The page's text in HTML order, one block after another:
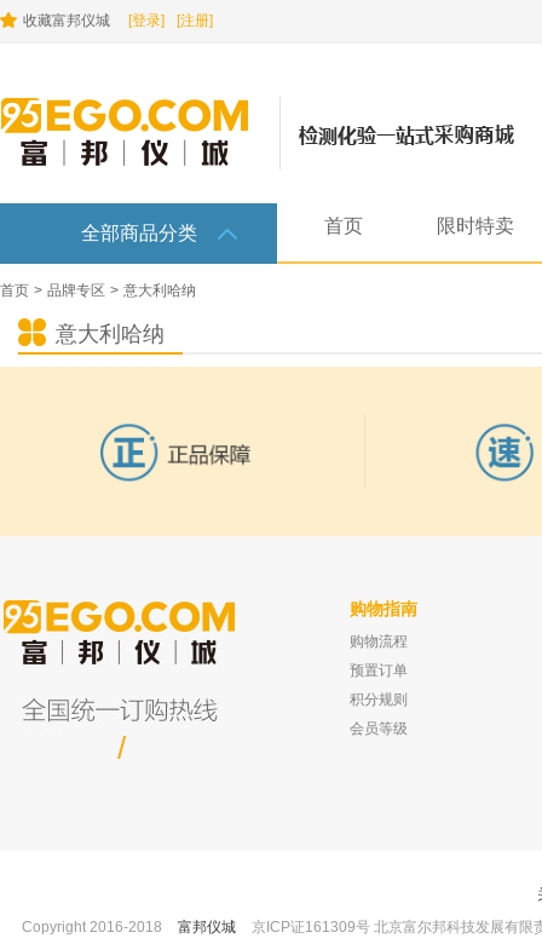
收藏富邦仪城 [登录] [注册]
全部商品分类 首页 限时特卖
首页 > 品牌专区 > 意大利哈纳
意大利哈纳
/
购物指南
购物流程
预置订单
积分规则
会员等级
Copyright 2016-2018
富邦仪城 京ICP证161309号 北京富尔邦科技发展有